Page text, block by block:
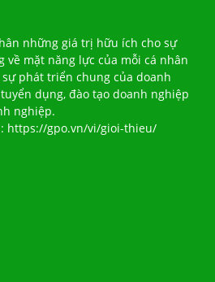
những giá trị hữu ích cho sự
về mặt năng lực của mỗi cá nhân
phát triển chung của doanh
dụng, đào tạo doanh nghiệp
nghiệp.
https://gpo.vn/vi/gioi-thieu/